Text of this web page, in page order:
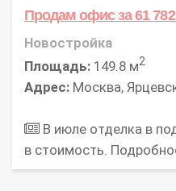
Продам офисза 61
Новостройка
Площадь: 149.8 м2
Адрес: Москва,
В июле отделка в
в стоимость.